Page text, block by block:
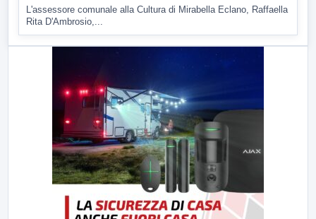
L'assessore comunale alla Cultura di Mirabella Eclano, Raffaella
Rita D'Ambrosio,...